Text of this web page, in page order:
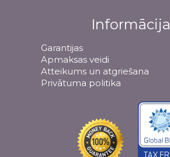
Informācija
Garantijas
Apmaksas veidi
Atteikums un atgriešana
Privātuma politika